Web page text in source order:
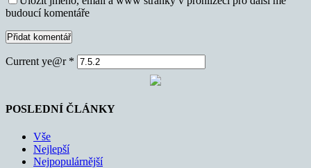
budoucí komentáře
Current ye@r *
POSLEDNÍ ČLÁNKY
Vše
Nejlepší
Nejpopulárnější